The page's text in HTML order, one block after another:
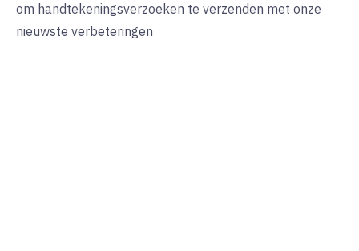
om handtekeningsverzoeken te verzenden met onze
nieuwste verbeteringen